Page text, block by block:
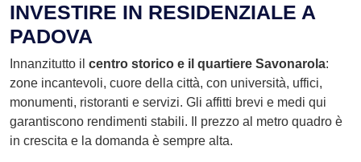
INVESTIRE IN RESIDENZIALE A
PADOVA
Innanzitutto il centro storico e il quartiere Savonarola:
zone incantevoli, cuore della città, con università, uffici,
monumenti, ristoranti e servizi. Gli affitti brevi e medi qui
garantiscono rendimenti stabili. Il prezzo al metro quadro è
in crescita e la domanda è sempre alta.